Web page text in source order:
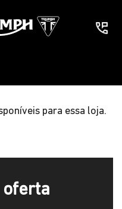
para essa loja.
oferta